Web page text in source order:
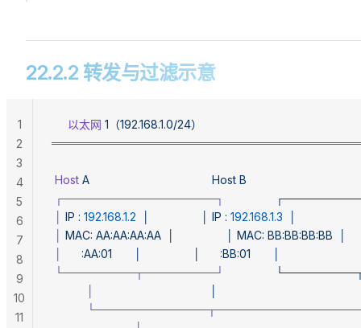
22.2.2 转发与过滤示意
     以太网
1（192.168.1.0/24）
Host A
                                      Host
B
┌───────────────────┐
IP : 192.168.1.2 IP : 192.168.1.3
MAC: AA:AA:AA:AA MAC: BB:BB:BB:BB
      :AA:01
      :BB:01
└─────────┬─────────┘
1
2
3
4
5
6
7
8
9
10
11